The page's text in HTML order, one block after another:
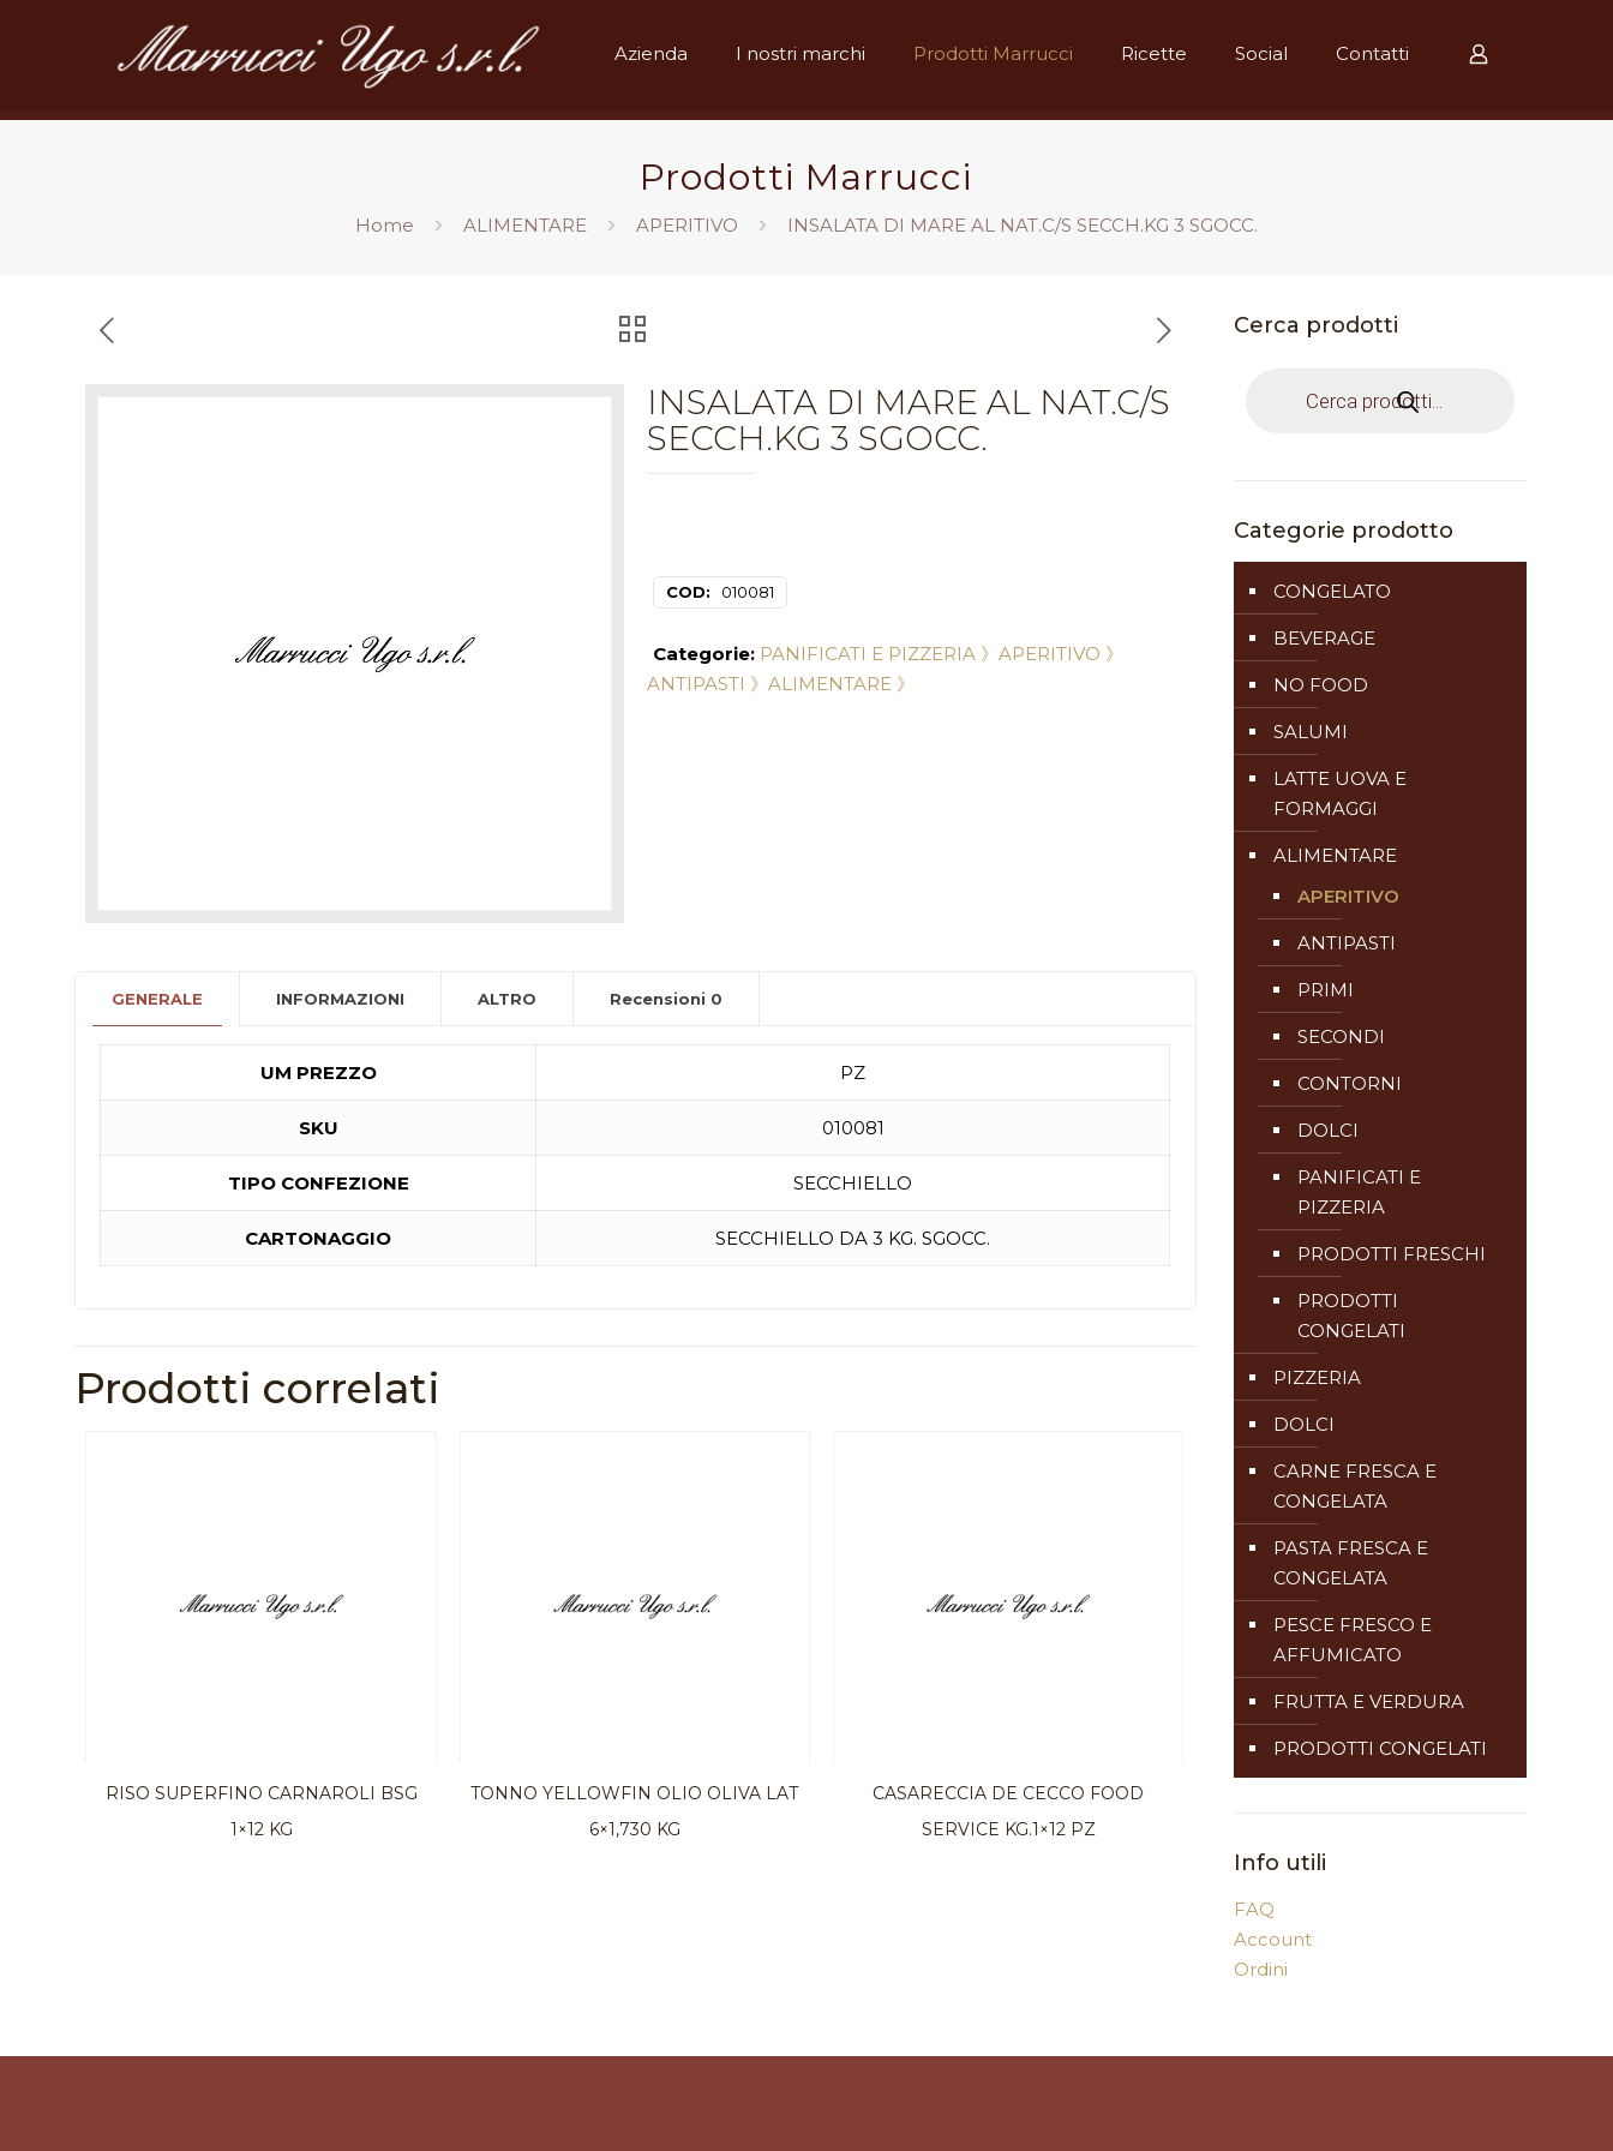
Azienda I nostri marchi Prodotti Marrucci Ricette Social Contatti
Prodotti Marrucci
Home ALIMENTARE APERITIVO INSALATA DI MARE AL NAT.C/S SECCH.KG 3 SGOCC.
INSALATA DI MARE AL NAT.C/S
SECCH.KG 3 SGOCC.
COD: 010081
Categorie: PANIFICATI E PIZZERIA 》 APERITIVO 》
ANTIPASTI 》 ALIMENTARE 》
GENERALE INFORMAZIONI ALTRO Recensioni 0
UM PREZZO PZ
SKU 010081
TIPO CONFEZIONE SECCHIELLO
CARTONAGGIO SECCHIELLO DA 3 KG. SGOCC.
Prodotti correlati
RISO SUPERFINO CARNAROLI BSG
1×12 KG
TONNO YELLOWFIN OLIO OLIVA LAT
6×1,730 KG
CASARECCIA DE CECCO FOOD
SERVICE KG.1×12 PZ
Cerca prodotti
search
Categorie prodotto
CONGELATO
BEVERAGE
NO FOOD
SALUMI
LATTE UOVA E
FORMAGGI
ALIMENTARE
APERITIVO
ANTIPASTI
PRIMI
SECONDI
CONTORNI
DOLCI
PANIFICATI E
PIZZERIA
PRODOTTI FRESCHI
PRODOTTI
CONGELATI
PIZZERIA
DOLCI
CARNE FRESCA E
CONGELATA
PASTA FRESCA E
CONGELATA
PESCE FRESCO E
AFFUMICATO
FRUTTA E VERDURA
PRODOTTI CONGELATI
Info utili
FAQ
Account
Ordini